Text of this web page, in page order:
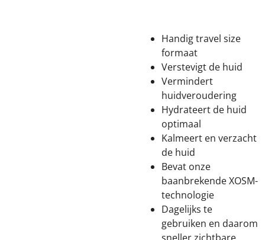
Handig travel size
formaat
Verstevigt de huid
Vermindert
huidveroudering
Hydrateert de huid
optimaal
Kalmeert en verzacht
de huid
Bevat onze
baanbrekende XOSM-
technologie
Dagelijks te
gebruiken en daarom